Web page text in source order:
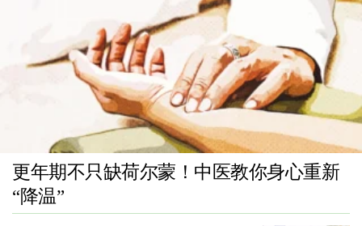
更年期不只缺荷尔蒙！中医教你身心重新
“降温”